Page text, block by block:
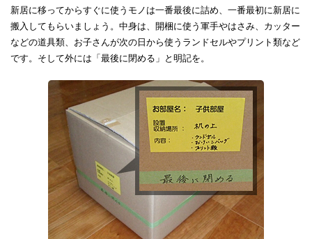
新居に移ってからすぐに使うモノは一番最後に詰め、一番最初に新居に
搬入してもらいましょう。中身は、開梱に使う軍手やはさみ、カッター
などの道具類、お子さんが次の日から使うランドセルやプリント類など
です。そして外には「最後に閉める」と明記を。